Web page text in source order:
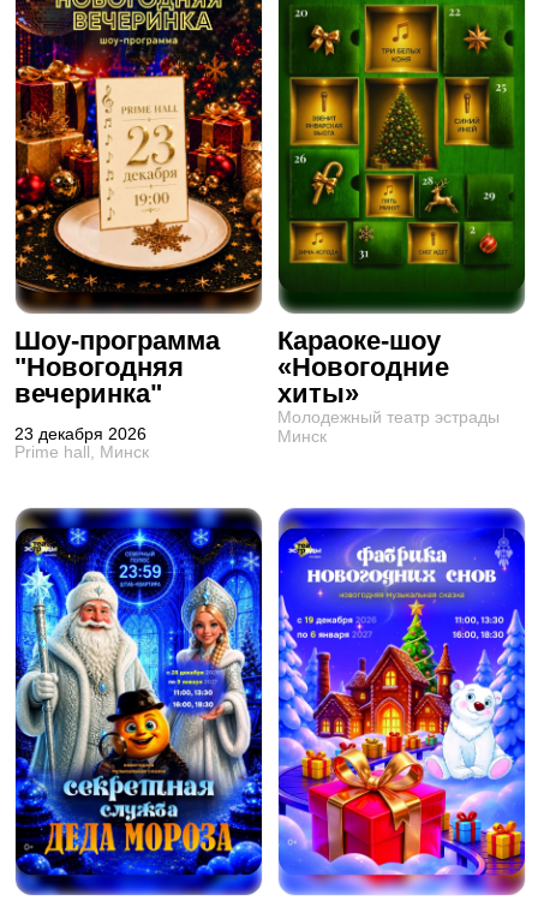
Шоу-программа
"Новогодняя
вечеринка"
23 декабря 2026
Prime hall, Минск
Караоке-шоу
«Новогодние
хиты»
Молодежный театр эстрады
Минск